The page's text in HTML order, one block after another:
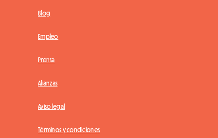
Blog
Empleo
Prensa
Alianzas
Aviso legal
Términos y condiciones